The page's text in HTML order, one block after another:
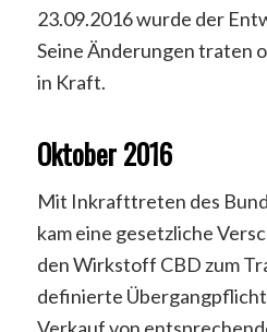
23.09.2016 wurde der
Seine Änderungen traten
in Kraft.
Oktober 2016
Mit Inkrafttreten des
kam eine gesetzliche
den Wirkstoff CBD zum
definierte